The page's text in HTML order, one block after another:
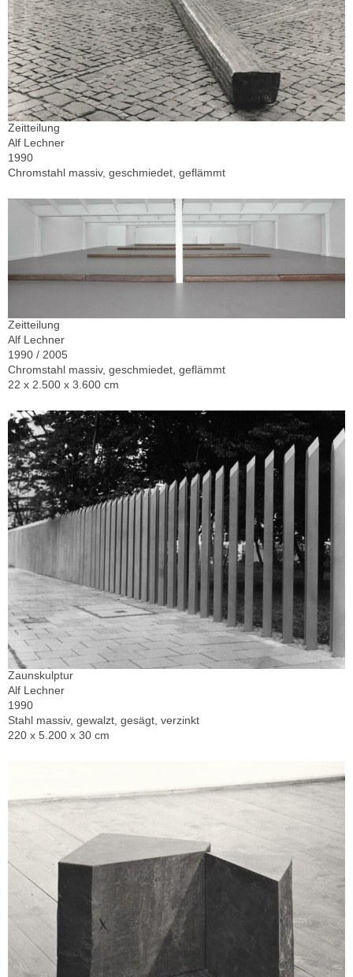
Zeitteilung
Alf Lechner
1990
Chromstahl massiv, geschmiedet, geflämmt
Zeitteilung
Alf Lechner
1990 / 2005
Chromstahl massiv, geschmiedet, geflämmt
22 x 2.500 x 3.600 cm
Zaunskulptur
Alf Lechner
1990
Stahl massiv, gewalzt, gesägt, verzinkt
220 x 5.200 x 30 cm